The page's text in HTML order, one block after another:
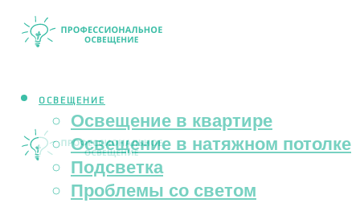
ОСВЕЩЕНИЕ
Освещение в квартире
Освещение в натяжном потолке
Подсветка
Проблемы со светом